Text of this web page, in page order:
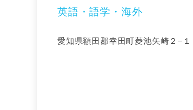
英語・語学・海外
愛知県額田郡幸田町菱池矢崎２−１